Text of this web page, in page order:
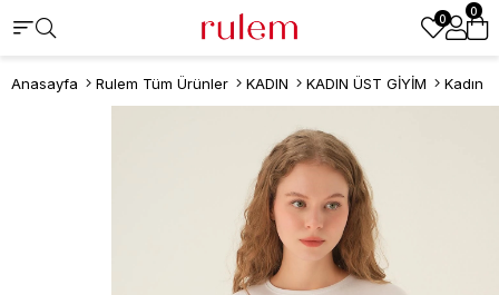
0
0
Anasayfa Rulem Tüm Ürünler KADIN KADIN ÜST GİYİM Kadın